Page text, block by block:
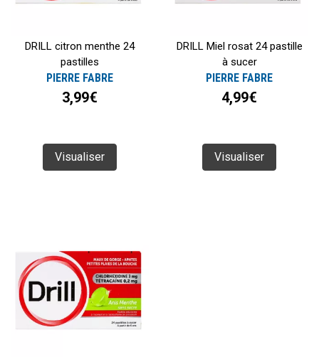
DRILL citron menthe 24
pastilles
PIERRE FABRE
3,99€
Visualiser
DRILL Miel rosat 24 pastille
à sucer
PIERRE FABRE
4,99€
Visualiser